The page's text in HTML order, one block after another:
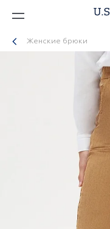
Женские брюки